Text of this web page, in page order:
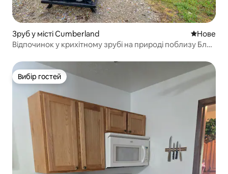
Зруб у місті Cumberland Нове
Нове
Відпочинок у крихітному зрубі на природі поблизу Блу-
Вибір гостей
Вибір гостей